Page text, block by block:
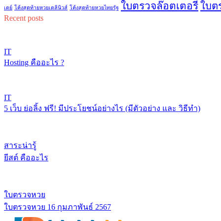
เดย์ โค้งสุดท้ายหวยเดลินิวส์ โค้งสุดท้ายหวยไทยรัฐ ใบตรวจล๊อตเตอรี่ใบต
Recent posts
IT
Hosting คืออะไร ?
IT
5 เว็บ ย่อลิ้ง ฟรี! มีประโยชน์อย่างไร (มีตัวอย่าง และ วิธีทำ)
สาระน่ารู้
ยีสต์ คืออะไร
ใบตรวจหวย
ใบตรวจหวย 16 กุมภาพันธ์ 2567